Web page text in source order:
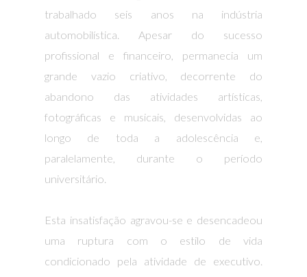
trabalhado seis anos na indústria
automobilística. Apesar do sucesso
profissional e financeiro, permanecia um
grande vazio criativo, decorrente do
abandono das atividades artísticas,
fotográficas e musicais, desenvolvidas ao
longo de toda a adolescência e,
paralelamente, durante o período
universitário.
Esta insatisfação agravou-se e desencadeou
uma ruptura com o estilo de vida
condicionado pela atividade de executivo.